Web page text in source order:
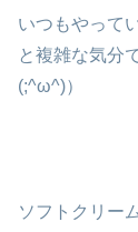
いつもやって
と複雑な気分
(;^ω^)）
ソフトクリー